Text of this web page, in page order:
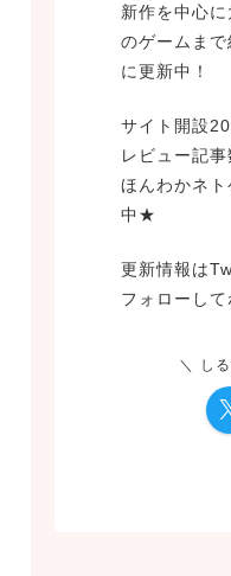
新作を中心
のゲームま
に更新中！
サイト開設
レビュー記
ほんわかネ
中★
更新情報は
フォローして
し